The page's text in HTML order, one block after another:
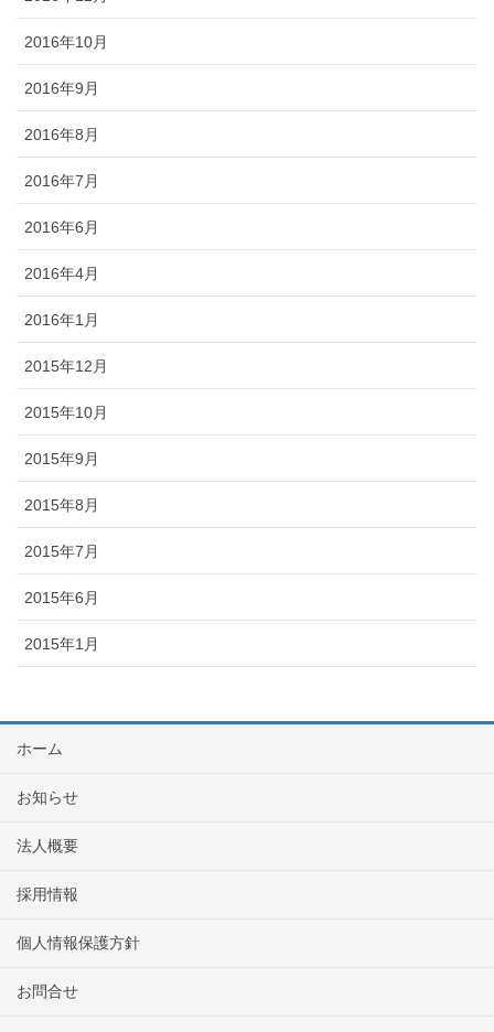
2016年10月
2016年9月
2016年8月
2016年7月
2016年6月
2016年4月
2016年1月
2015年12月
2015年10月
2015年9月
2015年8月
2015年7月
2015年6月
2015年1月
ホーム
お知らせ
法人概要
採用情報
個人情報保護方針
お問合せ